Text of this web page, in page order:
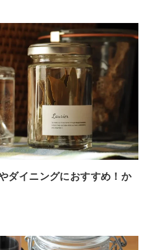
ダイニングにおすすめ！か